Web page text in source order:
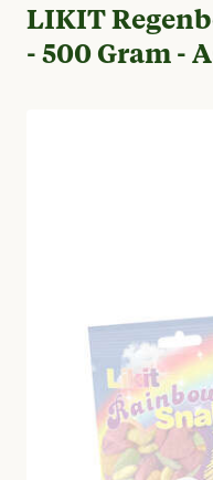
LIKIT
- 500 Gram -